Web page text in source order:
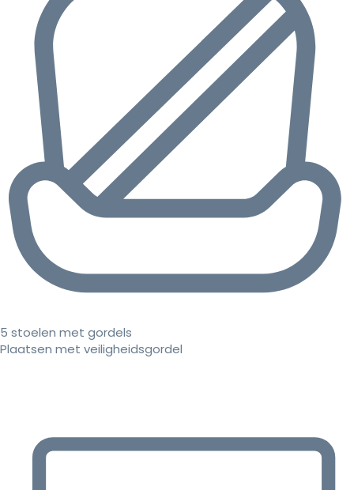
5 stoelen met gordels
Plaatsen met veiligheidsgordel